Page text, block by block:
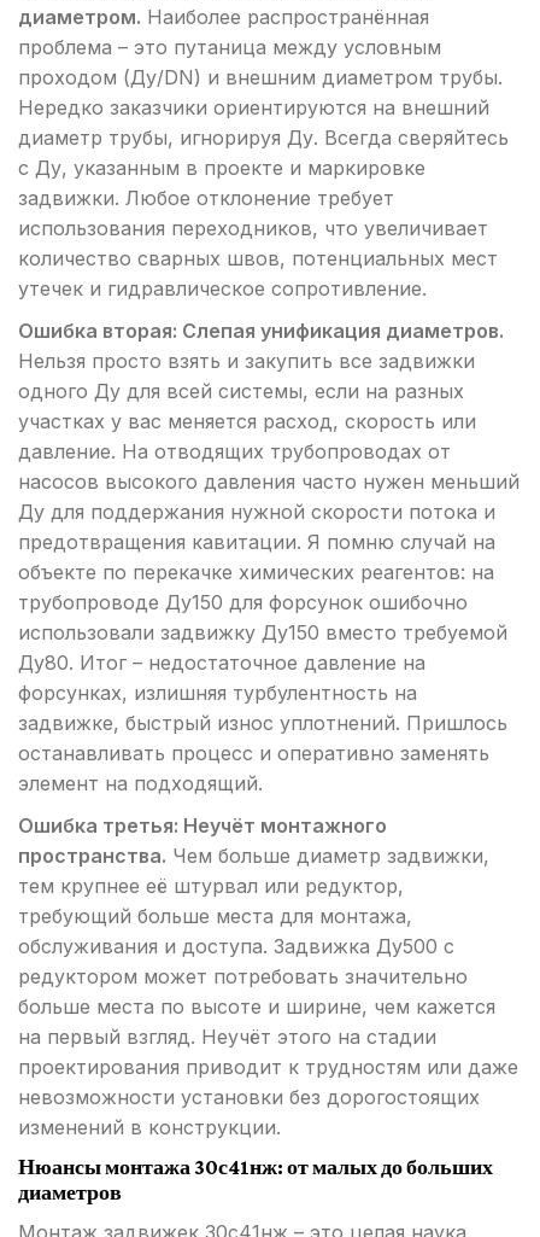
диаметром. Наиболее распространённая
проблема – это путаница между условным
проходом (Ду/DN) и внешним диаметром трубы.
Нередко заказчики ориентируются на внешний
диаметр трубы, игнорируя Ду. Всегда сверяйтесь
с Ду, указанным в проекте и маркировке
задвижки. Любое отклонение требует
использования переходников, что увеличивает
количество сварных швов, потенциальных мест
утечек и гидравлическое сопротивление.
Ошибка вторая: Слепая унификация диаметров.
Нельзя просто взять и закупить все задвижки
одного Ду для всей системы, если на разных
участках у вас меняется расход, скорость или
давление. На отводящих трубопроводах от
насосов высокого давления часто нужен меньший
Ду для поддержания нужной скорости потока и
предотвращения кавитации. Я помню случай на
объекте по перекачке химических реагентов: на
трубопроводе Ду150 для форсунок ошибочно
использовали задвижку Ду150 вместо требуемой
Ду80. Итог – недостаточное давление на
форсунках, излишняя турбулентность на
задвижке, быстрый износ уплотнений. Пришлось
останавливать процесс и оперативно заменять
элемент на подходящий.
Ошибка третья: Неучёт монтажного
пространства. Чем больше диаметр задвижки,
тем крупнее её штурвал или редуктор,
требующий больше места для монтажа,
обслуживания и доступа. Задвижка Ду500 с
редуктором может потребовать значительно
больше места по высоте и ширине, чем кажется
на первый взгляд. Неучёт этого на стадии
проектирования приводит к трудностям или даже
невозможности установки без дорогостоящих
изменений в конструкции.
Нюансы монтажа 30с41нж: от малых до больших
диаметров
Монтаж задвижек 30с41нж – это целая наука,